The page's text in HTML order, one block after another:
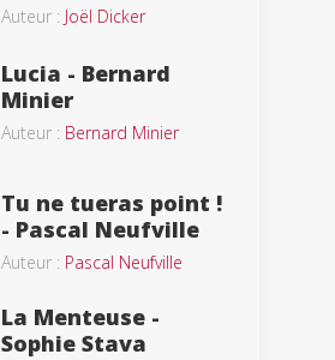
Auteur : Joël Dicker
Lucia - Bernard
Minier
Auteur : Bernard Minier
Tu ne tueras point !
- Pascal Neufville
Auteur : Pascal Neufville
La Menteuse -
Sophie Stava